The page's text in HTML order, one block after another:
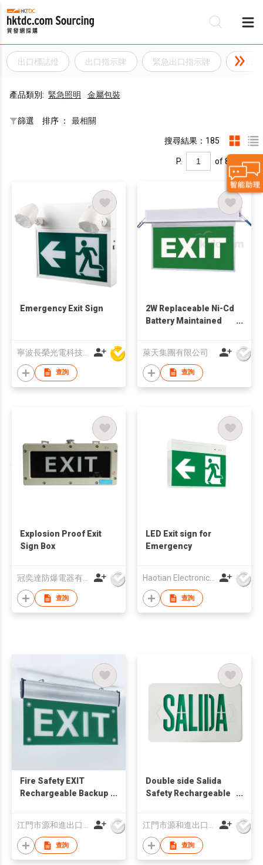
出口標誌燈 出口指示牌 緊急出口指示牌 出口
產品類別: 緊急照​​明 金屬包裝
篩選 排序 ： 最相關
搜尋結果：185
P. of 8
Emergency Exit Sign
查詢
2W Replaceable Ni-Cd
Battery Maintained
萊天集團有限公司
查詢
Explosion Proof Exit
Sign Box
查詢
LED Exit sign for
Emergency
Haotian Electronic Co.,Ltd
查詢
Fire Safety EXIT
Rechargeable Backup
Maintained
Emergency exit
Lights
江門市源和進出口有限公司
查詢
Double side Salida
Safety Rechargeable
emergency Exit sign
with battery Lights
江門市源和進出口有限公司
查詢